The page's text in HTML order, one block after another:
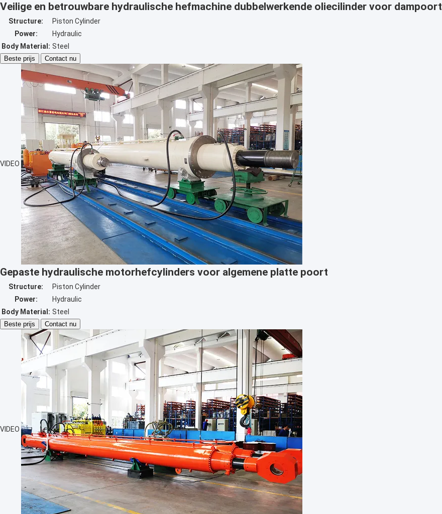
Veilige en betrouwbare hydraulische hefmachine dubbelwerkende oliecilinder voor dampoort
Structure:
Piston Cylinder
Power:
Hydraulic
Body Material: Steel
Beste prijs Contact nu
VIDEO
Gepaste hydraulische motorhefcylinders voor algemene platte poort
Structure:
Piston Cylinder
Power:
Hydraulic
Body Material: Steel
Beste prijs Contact nu
VIDEO